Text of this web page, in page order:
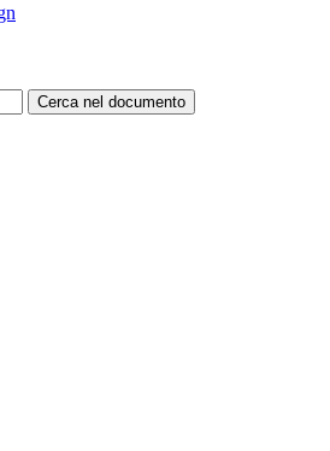
Cerca nel documento